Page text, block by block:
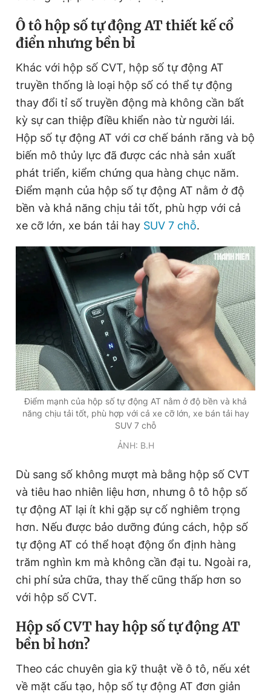
Ô tô hộp số tự động AT thiết kế cổ
điển nhưng bền bỉ
Khác với hộp số CVT, hộp số tự động AT
truyền thống là loại hộp số có thể tự động
thay đổi tỉ số truyền động mà không cần bất
kỳ sự can thiệp điều khiển nào từ người lái.
Hộp số tự động AT với cơ chế bánh răng và bộ
biến mô thủy lực đã được các nhà sản xuất
phát triển, kiểm chứng qua hàng chục năm.
Điểm mạnh của hộp số tự động AT nằm ở độ
bền và khả năng chịu tải tốt, phù hợp với cả
xe cỡ lớn, xe bán tải hay SUV 7 chỗ.
Điểm mạnh của hộp số tự động AT nằm ở độ bền và khả
năng chịu tải tốt, phù hợp với cả xe cỡ lớn, xe bán tải hay
SUV 7 chỗ
ẢNH: B.H
Dù sang số không mượt mà bằng hộp số CVT
và tiêu hao nhiên liệu hơn, nhưng ô tô hộp số
tự động AT lại ít khi gặp sự cố nghiêm trọng
hơn. Nếu được bảo dưỡng đúng cách, hộp số
tự động AT có thể hoạt động ổn định hàng
trăm nghìn km mà không cần đại tu. Ngoài ra,
chi phí sửa chữa, thay thế cũng thấp hơn so
với hộp số CVT.
Hộp số CVT hay hộp số tự động AT
bền bỉ hơn?
Theo các chuyên gia kỹ thuật về ô tô, nếu xét
về mặt cấu tạo, hộp số tự động AT đơn giản